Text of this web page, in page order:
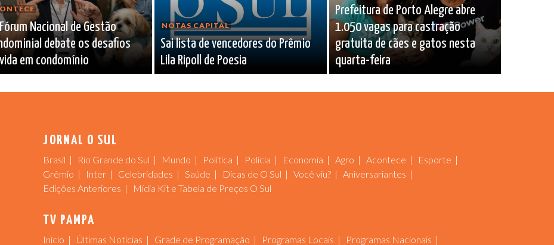
Nacional de Gestão
debate os desafios
em condomínio
NOTAS CAPITAL
Sai lista de vencedores do Prêmio
Lila Ripoll de Poesia
Prefeitura de Porto Alegre abre
1.050 vagas para castração
gratuita de cães e gatos nesta
quarta-feira
JORNAL O SUL
Brasil Rio Grande do Sul Mundo Política Polícia Economia Agro Acontece
Esporte
Grêmio
Inter Celebridades Saúde Dicas de O Sul Você viu?
Aniversariantes
Edições Anteriores
Mídia Kit e Tabela de Preços O Sul
TV PAMPA
Início Últimas Notícias Grade de Programação Programas Locais Programas Nacionais